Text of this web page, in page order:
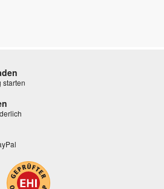
starten